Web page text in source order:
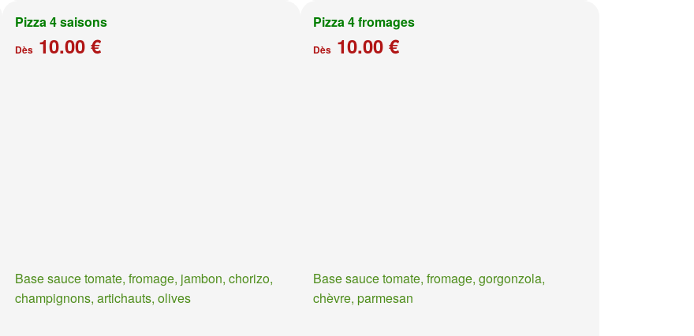
Pizza 4 saisons
Dès10.00 €
Base sauce tomate, fromage, jambon, chorizo,
champignons, artichauts, olives
Pizza 4 fromages
Dès 10.00 €
Base sauce tomate, fromage, gorgonzola,
chèvre, parmesan